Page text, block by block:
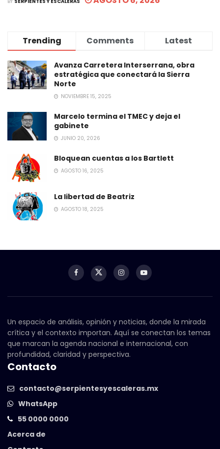
Trending Comments Latest
Avanza Carretera Interserrana, obra
estratégica que conectará la Sierra
Norte
NOVIEMBRE 15, 2025
Marcelo termina el TMEC y deja el
gabinete
JUNIO 20, 2026
Bloquean cuentas a los Bartlett
AGOSTO 16, 2025
La libertad de Beatriz
AGOSTO 18, 2025
Un espacio de análisis, opinión y noticias, donde la mirada
crítica y el contexto importan. Aquí se conectan los temas
que marcan la agenda nacional e internacional, con
profundidad, claridad y perspectiva.
Contacto
contacto@serpientesyescaleras.mx
WhatsApp
55 0000 0000
Acerca de